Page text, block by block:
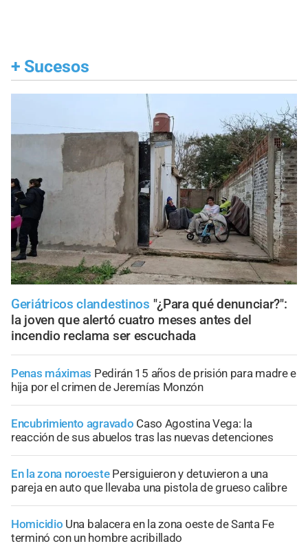
+ Sucesos
Geriátricos clandestinos "¿Para qué denunciar?":
la joven que alertó cuatro meses antes del
incendio reclama ser escuchada
Penas máximas Pedirán 15 años de prisión para madre e
hija por el crimen de Jeremías Monzón
Encubrimiento agravado Caso Agostina Vega: la
reacción de sus abuelos tras las nuevas detenciones
En la zona noroeste Persiguieron y detuvieron a una
pareja en auto que llevaba una pistola de grueso calibre
Homicidio Una balacera en la zona oeste de Santa Fe
terminó con un hombre acribillado